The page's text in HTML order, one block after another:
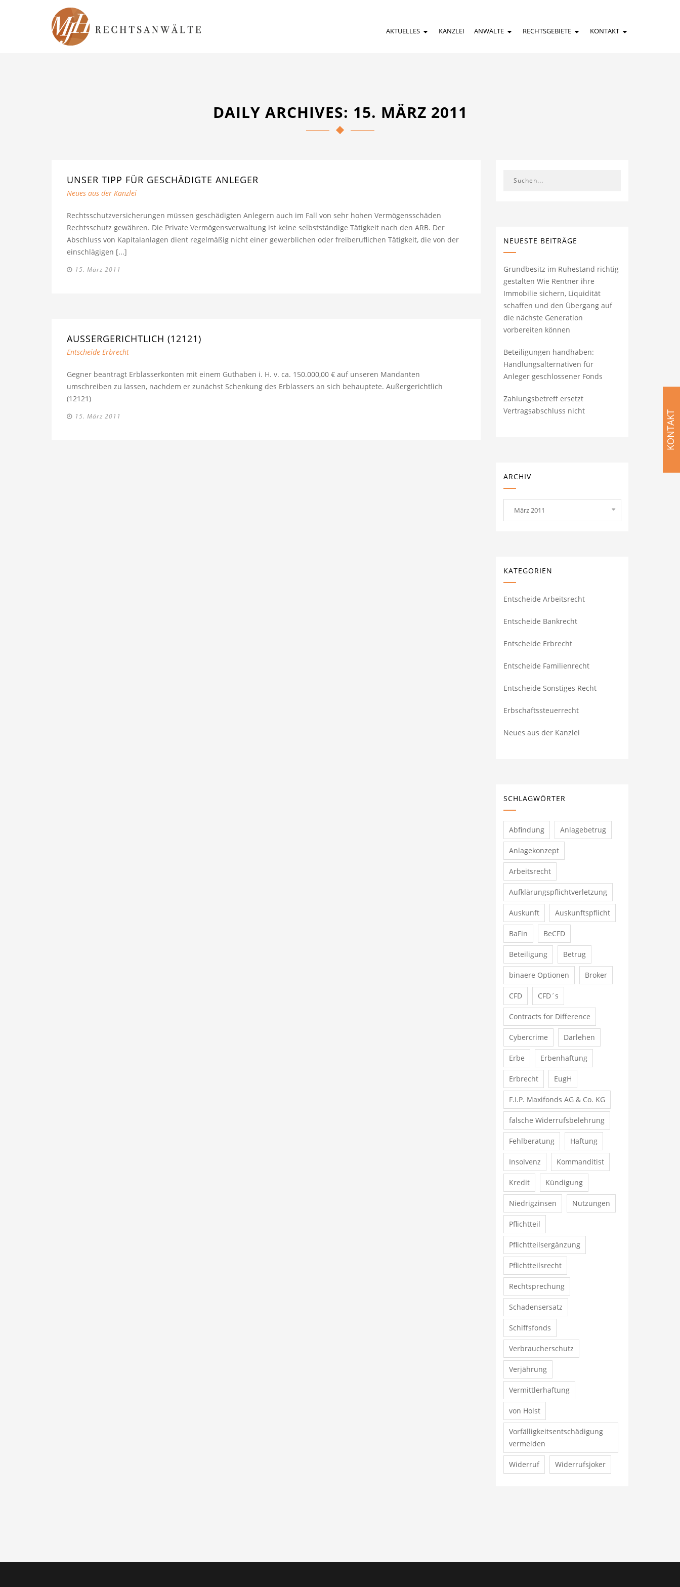
AKTUELLES KANZLEI ANWÄLTE RECHTSGEBIETE KONTAKT
DAILY ARCHIVES: 15. MÄRZ 2011
UNSER TIPP FÜR GESCHÄDIGTE ANLEGER
Neues aus der Kanzlei
Rechtsschutzversicherungen müssen geschädigten Anlegern auch im Fall von sehr hohen Vermögensschäden
Rechtsschutz gewähren. Die Private Vermögensverwaltung ist keine selbstständige Tätigkeit nach den ARB. Der
Abschluss von Kapitalanlagen dient regelmäßig nicht einer gewerblichen oder freiberuflichen Tätigkeit, die von der
einschlägigen [...]
15. März 2011
AUSSERGERICHTLICH (12121)
Entscheide Erbrecht
Gegner beantragt Erblasserkonten mit einem Guthaben i. H. v. ca. 150.000,00 € auf unseren Mandanten
umschreiben zu lassen, nachdem er zunächst Schenkung des Erblassers an sich behauptete. Außergerichtlich
(12121)
15. März 2011
NEUESTE BEITRÄGE
Grundbesitz im Ruhestand richtig
gestalten Wie Rentner ihre
Immobilie sichern, Liquidität
schaffen und den Übergang auf
die nächste Generation
vorbereiten können
Beteiligungen handhaben:
Handlungsalternativen für
Anleger geschlossener Fonds
Zahlungsbetreff ersetzt
Vertragsabschluss nicht
ARCHIV
März 2011
KATEGORIEN
Entscheide Arbeitsrecht
Entscheide Bankrecht
Entscheide Erbrecht
Entscheide Familienrecht
Entscheide Sonstiges Recht
Erbschaftssteuerrecht
Neues aus der Kanzlei
SCHLAGWÖRTER
Abfindung Anlagebetrug
Anlagekonzept
Arbeitsrecht
Aufklärungspflichtverletzung
Auskunft Auskunftspflicht
BaFin BeCFD
Beteiligung Betrug
binaere Optionen Broker
CFD CFD´s
Contracts for Difference
Cybercrime Darlehen
Erbe Erbenhaftung
Erbrecht EugH
F.I.P. Maxifonds AG & Co. KG
falsche Widerrufsbelehrung
Fehlberatung Haftung
Insolvenz Kommanditist
Kredit Kündigung
Niedrigzinsen Nutzungen
Pflichtteil
Pflichtteilsergänzung
Pflichtteilsrecht
Rechtsprechung
Schadensersatz
Schiffsfonds
Verbraucherschutz
Verjährung
Vermittlerhaftung
von Holst
Vorfälligkeitsentschädigung
vermeiden
Widerruf Widerrufsjoker
KONTAKT